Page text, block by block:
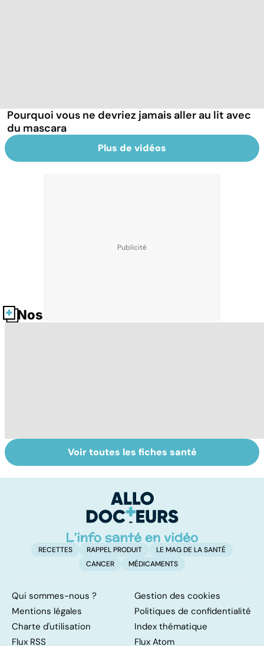
Pourquoi vous ne devriez jamais aller au lit avec
du mascara
Plus de vidéos
Nos fiches santé
Troubles de la
vue : et si c'était
Faire le point sur
sa vision
Voir toutes les fiches santé
RECETTES RAPPEL PRODUIT
LE MAG DE LA SANTÉ
CANCER
MÉDICAMENTS
Qui sommes-nous ?
Gestion des cookies
Mentions légales
Politiques de confidentialité
Charte d'utilisation
Index thématique
Flux RSS
Flux Atom